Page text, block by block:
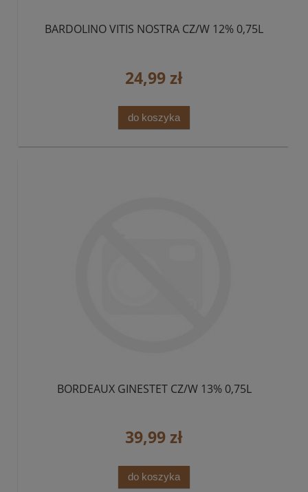
BARDOLINO VITIS NOSTRA CZ/W 12% 0,75L
24,99 zł
do koszyka
BORDEAUX GINESTET CZ/W 13% 0,75L
39,99 zł
do koszyka